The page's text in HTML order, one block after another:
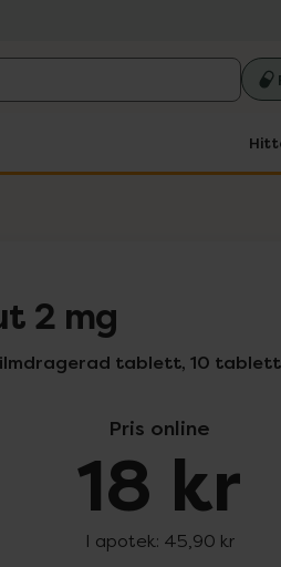
2 mg
tablett, 10
Pris online
18 kr
I apotek: 45,90 kr